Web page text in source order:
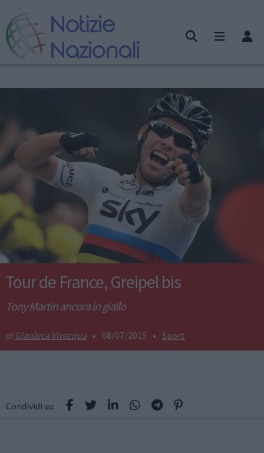
Tour de France, Greipel bis
Tony Martin ancora in giallo
Gianluca Vivacqua • 08/07/2015 • Sport
Condividi su: